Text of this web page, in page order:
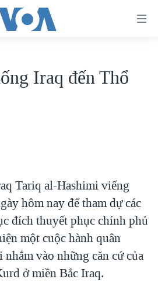
MẠI CỦA MỸ: QUÁ KHỨ VÀ HIỆN
Iraq đến Thổ
Tariq al-Hashimi viếng
hôm nay để tham dự các
đích thuyết phục chính phủ
một cuộc hành quân
vào những căn cứ của
ở miền Bắc Iraq.